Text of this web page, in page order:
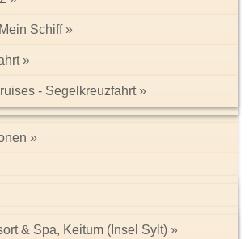
Schiff
- Segelkreuzfahrt
& Spa, Keitum (Insel Sylt)
Heiraten-im-Ausland/USA/Hawaii
Europe